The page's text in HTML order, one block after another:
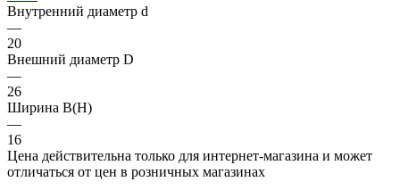
Внутренний диаметр d
—
20
Внешний диаметр D
—
26
Ширина B(H)
—
16
Цена действительна только для интернет-магазина и может
отличаться от цен в розничных магазинах